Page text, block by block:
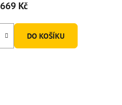
669 Kč
DO KOŠÍKU